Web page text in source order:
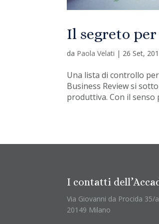
Il segreto
da Paola Velati | 26 Set,
Una lista di controllo
Business Review si
produttiva. Con il senso
I contatti
Via Giovanni da Procida 35/a
20149 Milano